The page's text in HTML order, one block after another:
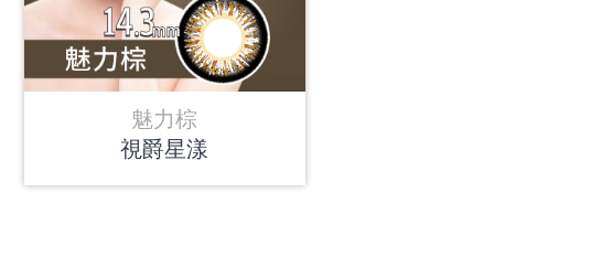
魅力棕
視爵星漾